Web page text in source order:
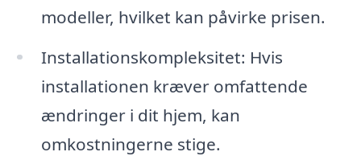
modeller, hvilket kan påvirke prisen.
Installationskompleksitet: Hvis
installationen kræver omfattende
ændringer i dit hjem, kan
omkostningerne stige.